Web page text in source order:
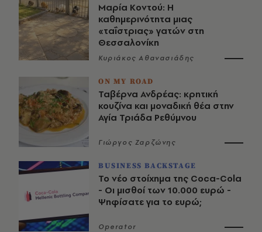
Μαρία Κοντού: Η
καθημερινότητα μιας
«ταΐστριας» γατών στη
Θεσσαλονίκη
Κυριάκος Αθανασιάδης
ON MY ROAD
Ταβέρνα Ανδρέας: κρητική
κουζίνα και μοναδική θέα στην
Αγία Τριάδα Ρεθύμνου
Γιώργος Ζαρζώνης
BUSINESS BACKSTAGE
Το νέο στοίχημα της Coca-Cola
- Οι μισθοί των 10.000 ευρώ -
Ψηφίσατε για το ευρώ;
Operator